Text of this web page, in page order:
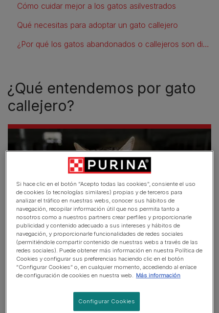
Cómo cuidar mejor a los gatos asilvestrados
Qué necesitas para adoptar un gato callejero
¿Por qué los gatos abandonados o callejeros son diferentes de otros gatos?
¿Qué entendemos por gato
callejero?
Los gatos callejeros, asilvestrados o ferales suelen ser
gatos mestizos que viven en libertad al aire libre y a los
algunos casos pueden ser bastante asilvestrados, lo que
significa que no les gustará nada interactuar con los
Si hace clic en el botón “Acepto todas las cookies”, consiente el uso
de cookies (o tecnologías similares) propias y de terceros para
analizar el tráfico en nuestras webs, conocer sus hábitos de
navegación, recopilar información útil que nos permita tanto a
nosotros como a nuestros partners crear perfiles y proporcionarle
publicidad y contenido adecuado a sus intereses y hábitos de
navegación, y proporcionarle funcionalidades de redes sociales
(permitiéndole compartir contenido de nuestras webs a través de las
redes sociales). Puede obtener más información en nuestra Política de
Cookies y configurar sus preferencias haciendo clic en el botón
“Configurar Cookies” o, en cualquier momento, accediendo al enlace
de configuración de cookies en nuestra web.
Más información
Configurar Cookies